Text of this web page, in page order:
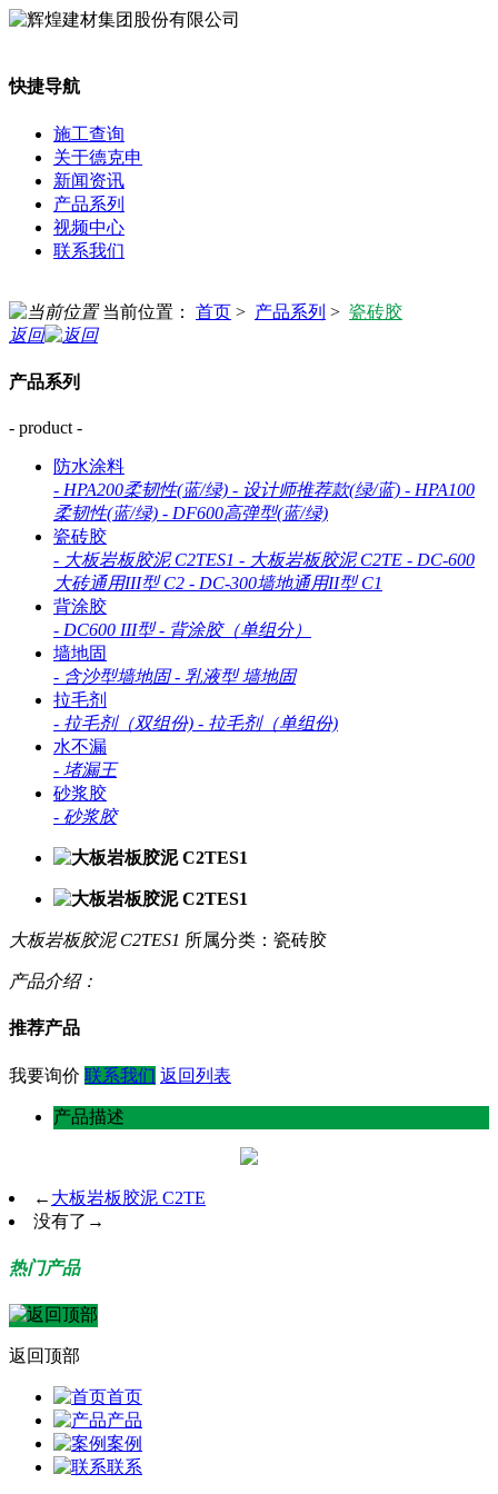
快捷导航
施工查询
关于德克申
新闻资讯
产品系列
视频中心
联系我们
当前位置： 首页 > 产品系列 > 瓷砖胶
返回
产品系列
- product -
防水涂料
- HPA200柔韧性(蓝/绿) - 设计师推荐款(绿/蓝) - HPA100
柔韧性(蓝/绿) - DF600高弹型(蓝/绿)
瓷砖胶
- 大板岩板胶泥 C2TES1 - 大板岩板胶泥 C2TE - DC-600
大砖通用III型 C2 - DC-300墙地通用II型 C1
背涂胶
- DC600 III型 - 背涂胶（单组分）
墙地固
- 含沙型墙地固 - 乳液型 墙地固
拉毛剂
- 拉毛剂（双组份) - 拉毛剂（单组份)
水不漏
- 堵漏王
砂浆胶
- 砂浆胶
大板岩板胶泥 C2TES1 所属分类：瓷砖胶
产品介绍：
推荐产品
我要询价 联系我们 返回列表
产品描述
← 大板岩板胶泥 C2TE
没有了 →
热门产品
返回顶部
首页
产品
案例
联系